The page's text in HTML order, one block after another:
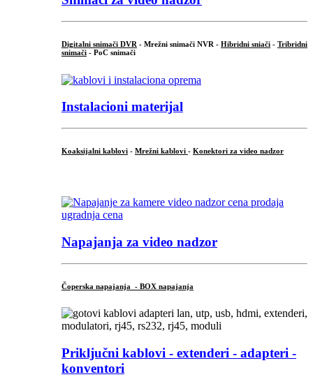
Digitalni snimači DVR - Mrežni snimači NVR - Hibridni sniači - Tribridni
snimači - PoC snimači
Instalacioni materijal
Koaksijalni kablovi - Mrežni kablovi - Konektori za video nadzor
Napajanja za video nadzor
Čoperska napajanja - BOX napajanja
Priključni kablovi - extenderi - adapteri -
konventori